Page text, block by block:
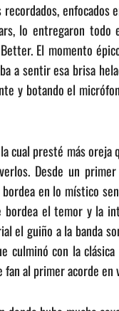
lo entregaron
El momento
a sentir esa brisa
y botando el
cual presté más oreja
Desde un
en lo místico
el temor y la
el guiño a la banda
culminó con la
fan al primer acorde en